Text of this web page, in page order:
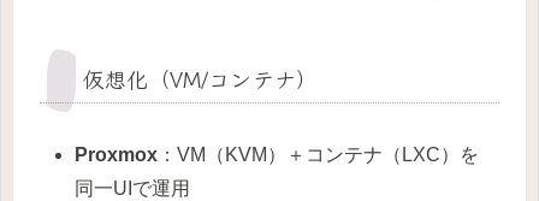
仮想化（VM/コンテナ）
Proxmox ：VM（KVM）＋コンテナ（LXC）を
同一UIで運用